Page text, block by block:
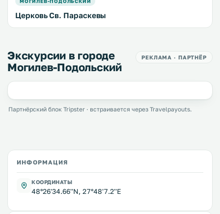
Церковь Св. Параскевы
Экскурсии в городе
Могилев-Подольский
РЕКЛАМА · ПАРТНЁР
Партнёрский блок Tripster · встраивается через Travelpayouts.
ИНФОРМАЦИЯ
КООРДИНАТЫ
48°26'34.66''N, 27°48'7.2''E